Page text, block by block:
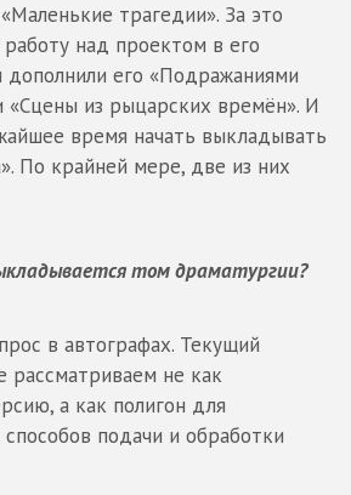
трагедии». За это
над проектом в его
его «Подражаниями
«Сцены из рыцарских времён». И
время начать выкладывать
По крайней мере, две из них
том драматургии?
в автографах. Текущий
не как
а как полигон для
подачи и обработки